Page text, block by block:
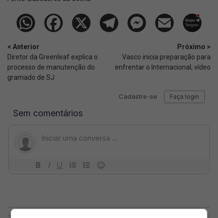
< Anterior
Diretor da Greenleaf explica o
processo de manutenção do
gramado de SJ
Próximo >
Vasco inicia preparação para
enfrentar o Internacional; vídeo